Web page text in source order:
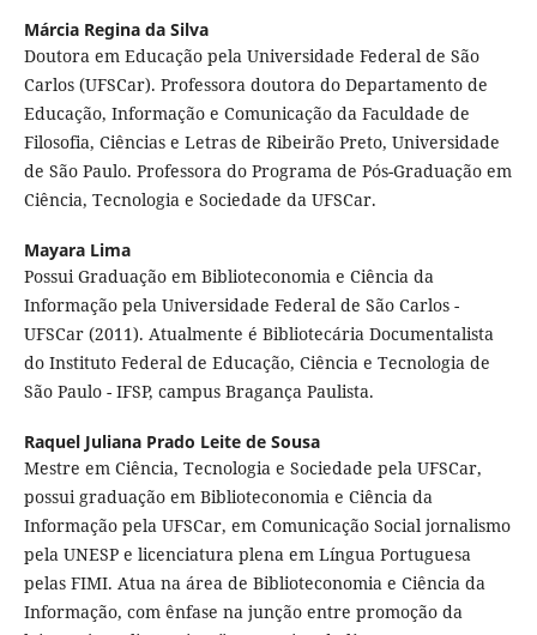
Márcia Regina da Silva
Doutora em Educação pela Universidade Federal de São
Carlos (UFSCar). Professora doutora do Departamento de
Educação, Informação e Comunicação da Faculdade de
Filosofia, Ciências e Letras de Ribeirão Preto, Universidade
de São Paulo. Professora do Programa de Pós-Graduação em
Ciência, Tecnologia e Sociedade da UFSCar.
Mayara Lima
Possui Graduação em Biblioteconomia e Ciência da
Informação pela Universidade Federal de São Carlos -
UFSCar (2011). Atualmente é Bibliotecária Documentalista
do Instituto Federal de Educação, Ciência e Tecnologia de
São Paulo - IFSP, campus Bragança Paulista.
Raquel Juliana Prado Leite de Sousa
Mestre em Ciência, Tecnologia e Sociedade pela UFSCar,
possui graduação em Biblioteconomia e Ciência da
Informação pela UFSCar, em Comunicação Social jornalismo
pela UNESP e licenciatura plena em Língua Portuguesa
pelas FIMI. Atua na área de Biblioteconomia e Ciência da
Informação, com ênfase na junção entre promoção da